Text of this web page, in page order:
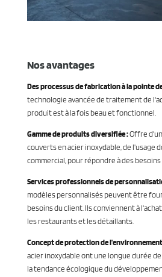
Nos avantages
Des processus de fabrication à la pointe
technologie avancée de traitement de
produit est à la fois beau et fonctionnel.
Gamme de produits diversifiée :Offre
couverts en acier inoxydable, de l'usage
commercial, pour répondre à des besoins
Services professionnels de
modèles personnalisés peuvent être
besoins du client. Ils conviennent à
les restaurants et les détaillants.
Concept de protection de
acier inoxydable ont une longue durée
la tendance écologique du